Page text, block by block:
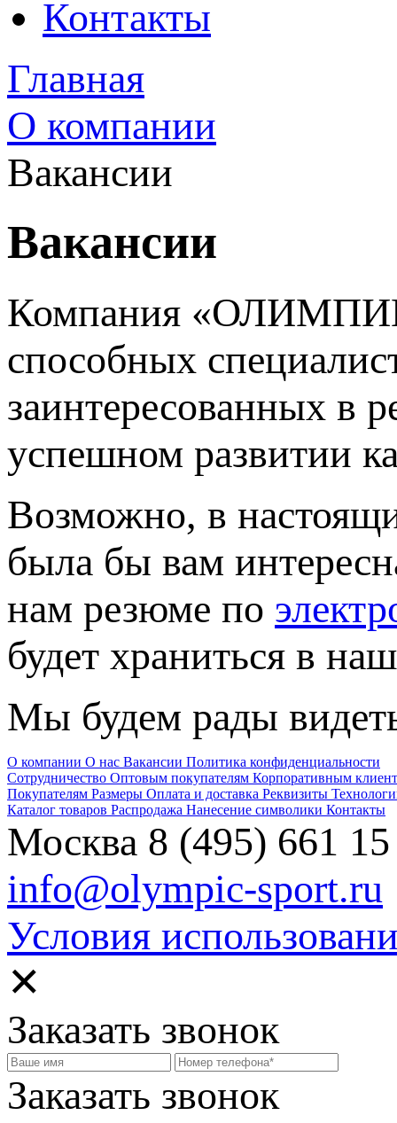
Контакты
Главная
О компании
Вакансии
Вакансии
Компания
способных
заинтересованных в
успешном развитии
Возможно, в
была бы вам
нам резюме по
будет храниться в
Мы будем рады
О компании О нас Вакансии Политика конфиденциальности
Сотрудничество Оптовым покупателям Корпоративным
Покупателям Размеры Оплата и доставка Реквизиты
Каталог товаров Распродажа Нанесение символики Контакты
Москва 8 (495) 661
info@olympic-sport.ru
Условия
✕
Заказать звонок
Заказать звонок